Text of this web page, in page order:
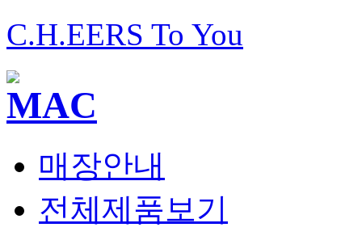
C.H.EERS To You
매장안내
전체제품보기